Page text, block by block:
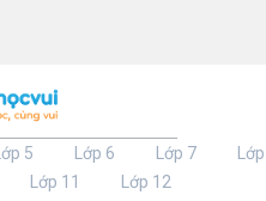
Lớp 5 Lớp 6 Lớp 7
Lớp
Lớp 11 Lớp 12